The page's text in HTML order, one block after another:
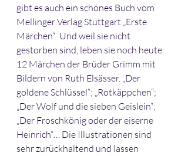
gibt es auch ein schönes Buch vom
Mellinger Verlag Stuttgart „Erste
Märchen“.  Und weil sie nicht
gestorben sind, leben sie noch heute.
12 Märchen der Brüder Grimm mit
Bildern von Ruth Elsässer. „Der
goldene Schlüssel“; „Rotkäppchen“;
„Der Wolf und die sieben Geislein“;
„Der Froschkönig oder der eiserne
Heinrich“… Die Illustrationen sind
sehr zurückhaltend und lassen